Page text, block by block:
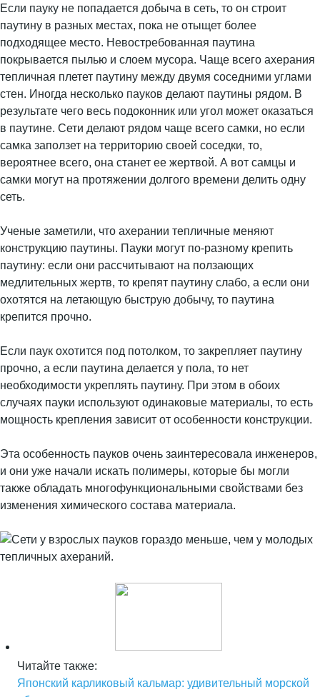
Если пауку не попадается добыча в сеть, то он строит
паутину в разных местах, пока не отыщет более
подходящее место. Невостребованная паутина
покрывается пылью и слоем мусора. Чаще всего ахерания
тепличная плетет паутину между двумя соседними углами
стен. Иногда несколько пауков делают паутины рядом. В
результате чего весь подоконник или угол может оказаться
в паутине. Сети делают рядом чаще всего самки, но если
самка заползет на территорию своей соседки, то,
вероятнее всего, она станет ее жертвой. А вот самцы и
самки могут на протяжении долгого времени делить одну
сеть.
Ученые заметили, что ахерании тепличные меняют
конструкцию паутины. Пауки могут по-разному крепить
паутину: если они рассчитывают на ползающих
медлительных жертв, то крепят паутину слабо, а если они
охотятся на летающую быструю добычу, то паутина
крепится прочно.
Если паук охотится под потолком, то закрепляет паутину
прочно, а если паутина делается у пола, то нет
необходимости укреплять паутину. При этом в обоих
случаях пауки используют одинаковые материалы, то есть
мощность крепления зависит от особенности конструкции.
Эта особенность пауков очень заинтересовала инженеров,
и они уже начали искать полимеры, которые бы могли
также обладать многофункциональными свойствами без
изменения химического состава материала.
Читайте также:
Японский карликовый кальмар: удивительный морской